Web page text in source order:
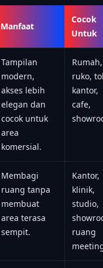
Manfaat
Cocok
Untuk
Tampilan
modern,
akses lebih
elegan dan
cocok untuk
area
komersial.
Rumah,
ruko,
kantor,
cafe,
Membagi
ruang tanpa
membuat
area terasa
sempit.
Kantor,
klinik,
studio,
ruang